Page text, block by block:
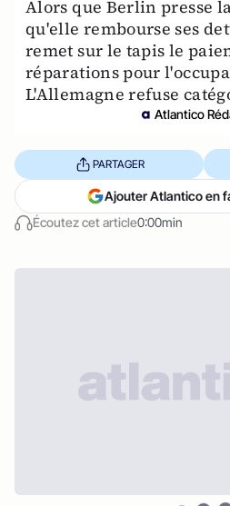
Alors que Berlin presse
qu'elle rembourse ses
remet sur le tapis le
réparations pour
L'Allemagne refuse
Atlantico
Écoutez cet article0:00min
PARTAGER
Ajouter Atlantico en